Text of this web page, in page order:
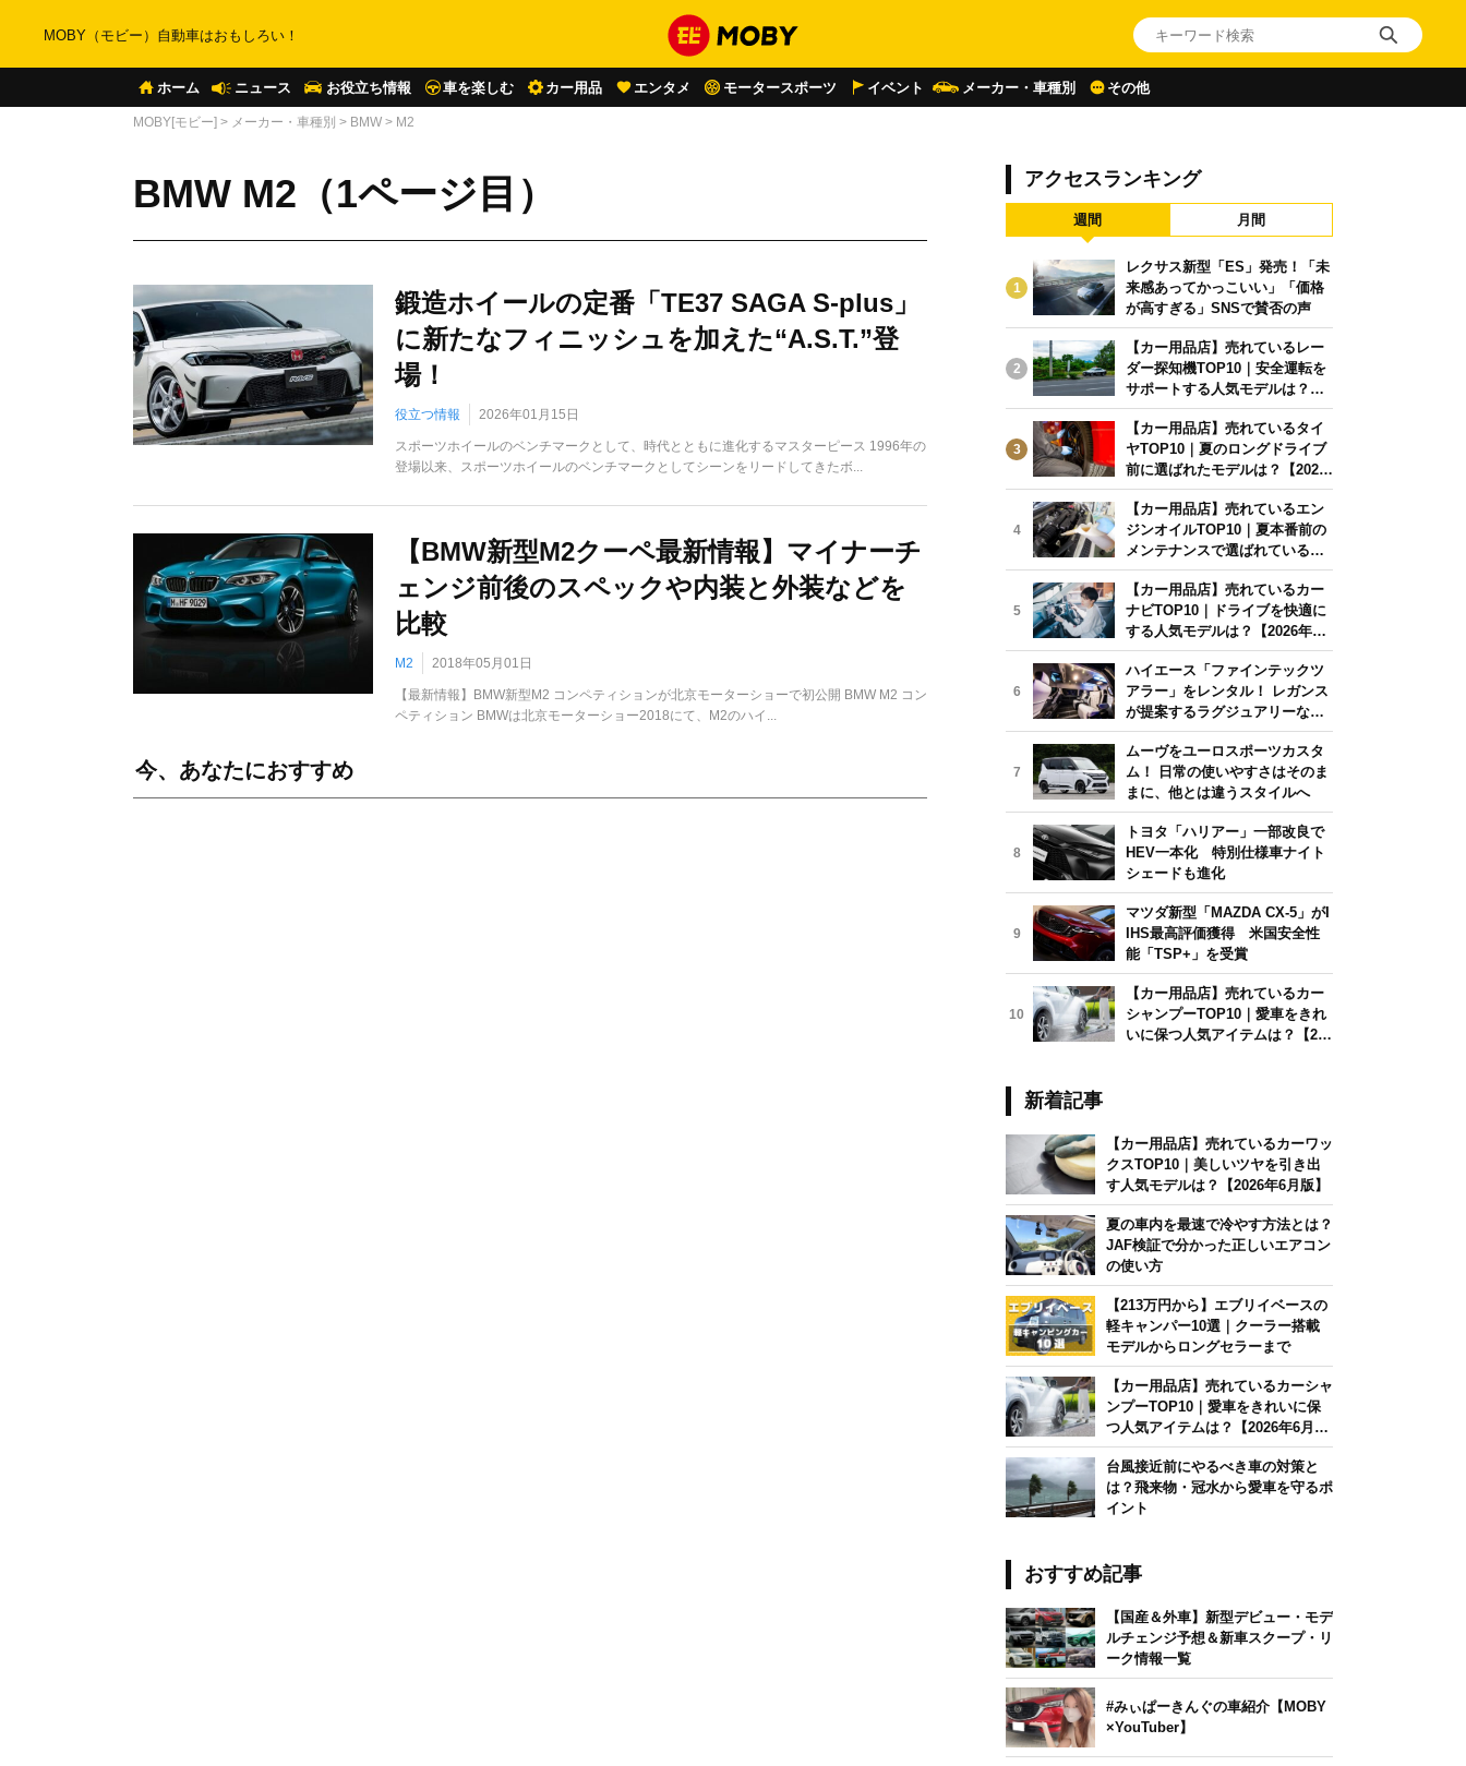
MOBY（モビー）自動車はおもしろい！
ホーム ニュース お役立ち情報 車を楽しむ カー用品 エンタメ モータースポーツ イベント メーカー・車種別 その他
MOBY[モビー] > メーカー・車種別 > BMW > M2
BMW M2（1ページ目）
鍛造ホイールの定番「TE37 SAGA S-plus」
に新たなフィニッシュを加えた“A.S.T.”登
場！
役立つ情報 2026年01月15日
スポーツホイールのベンチマークとして、時代とともに進化するマスターピース 1996年の
登場以来、スポーツホイールのベンチマークとしてシーンをリードしてきたボ...
【BMW新型M2クーペ最新情報】マイナーチ
ェンジ前後のスペックや内装と外装などを
比較
M2 2018年05月01日
【最新情報】BMW新型M2 コンペティションが北京モーターショーで初公開 BMW M2 コン
ペティション BMWは北京モーターショー2018にて、M2のハイ...
今、あなたにおすすめ
アクセスランキング
週間 月間
1
レクサス新型「ES」発売！「未
来感あってかっこいい」「価格
が高すぎる」SNSで賛否の声
2
【カー用品店】売れているレー
ダー探知機TOP10｜安全運転を
サポートする人気モデルは？【2
026年6月版】
3
【カー用品店】売れているタイ
ヤTOP10｜夏のロングドライブ
前に選ばれたモデルは？【2026
年6月版】
4
【カー用品店】売れているエン
ジンオイルTOP10｜夏本番前の
メンテナンスで選ばれている人
気モデルは？【2026年6月版】
5
【カー用品店】売れているカー
ナビTOP10｜ドライブを快適に
する人気モデルは？【2026年6
月版】
6
ハイエース「ファインテックツ
アラー」をレンタル！ レガンス
が提案するラグジュアリーな移
動体験
7
ムーヴをユーロスポーツカスタ
ム！ 日常の使いやすさはそのま
まに、他とは違うスタイルへ
8
トヨタ「ハリアー」一部改良で
HEV一本化 特別仕様車ナイト
シェードも進化
9
マツダ新型「MAZDA CX-5」がI
IHS最高評価獲得 米国安全性
能「TSP+」を受賞
10
【カー用品店】売れているカー
シャンプーTOP10｜愛車をきれ
いに保つ人気アイテムは？【202
新着記事
【カー用品店】売れているカーワッ
クスTOP10｜美しいツヤを引き出
す人気モデルは？【2026年6月版】
夏の車内を最速で冷やす方法とは？
JAF検証で分かった正しいエアコン
の使い方
【213万円から】エブリイベースの
軽キャンパー10選｜クーラー搭載
モデルからロングセラーまで
【カー用品店】売れているカーシャ
ンプーTOP10｜愛車をきれいに保
つ人気アイテムは？【2026年6月
版】
台風接近前にやるべき車の対策と
は？飛来物・冠水から愛車を守るポ
イント
おすすめ記事
【国産＆外車】新型デビュー・モデ
ルチェンジ予想＆新車スクープ・リ
ーク情報一覧
#みぃぱーきんぐの車紹介【MOBY
×YouTuber】